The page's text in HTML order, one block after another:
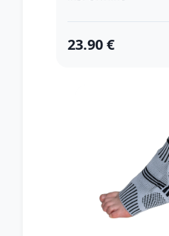
23.90 €